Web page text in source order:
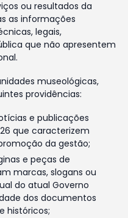
ou resultados da
as informações
legais,
que não apresentem
museológicas,
providências:
e publicações
que caracterizem
da gestão;
e peças de
marcas, slogans ou
do atual Governo
dos documentos
históricos;